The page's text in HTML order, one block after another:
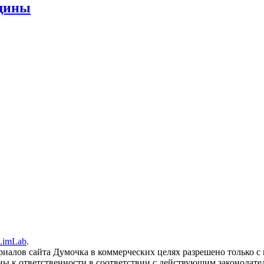
.
сайта Думочка в коммерческих целях разрешено только с